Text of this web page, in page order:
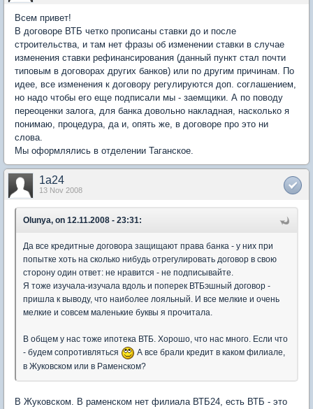
Всем привет!
В договоре ВТБ четко прописаны ставки до и после
строительства, и там нет фразы об изменении ставки в случае
изменения ставки рефинансирования (данный пункт стал почти
типовым в договорах других банков) или по другим причинам. По
идее, все изменения к договору регулируются доп. соглашением,
но надо чтобы его еще подписали мы - заемщики. А по поводу
переоценки залога, для банка довольно накладная, насколько я
понимаю, процедура, да и, опять же, в договоре про это ни
слова.
Мы оформлялись в отделении Таганское.
1a24
13 Nov 2008
Olunya, on 12.11.2008 - 23:31:
Да все кредитные договора защищают права банка - у них при
попытке хоть на сколько нибудь отрегулировать договор в свою
сторону один ответ: не нравится - не подписывайте.
Я тоже изучала-изучала вдоль и поперек ВТБэшный договор -
пришла к выводу, что наиболее лояльный. И все мелкие и очень
мелкие и совсем маленькие буквы я прочитала.
В общем у нас тоже ипотека ВТБ. Хорошо, что нас много. Если что
- будем сопротивляться
А все брали кредит в каком филиале,
в Жуковском или в Раменском?
В Жуковском. В раменском нет филиала ВТБ24, есть ВТБ - это